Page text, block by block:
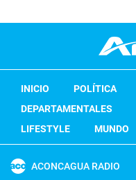
INICIO POLÍTICA
DEPARTAMENTALES
LIFESTYLE
MUNDO
ACONCAGUA RADIO